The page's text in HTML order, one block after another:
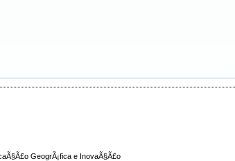
GeogrÃ¡fica e InovaÃ§Ã£o